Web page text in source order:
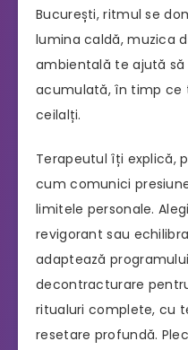
București, ritmul se
lumina caldă, muzica
ambientală te ajută
acumulată, în timp ce
ceilalți.
Terapeutul îți explică,
cum comunici
limitele personale. Alegi
revigorant sau
adaptează
decontracturare
ritualuri complete, cu
resetare profundă.